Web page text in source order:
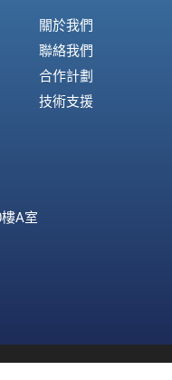
關於我們
聯絡我們
合作計劃
技術支援
A室